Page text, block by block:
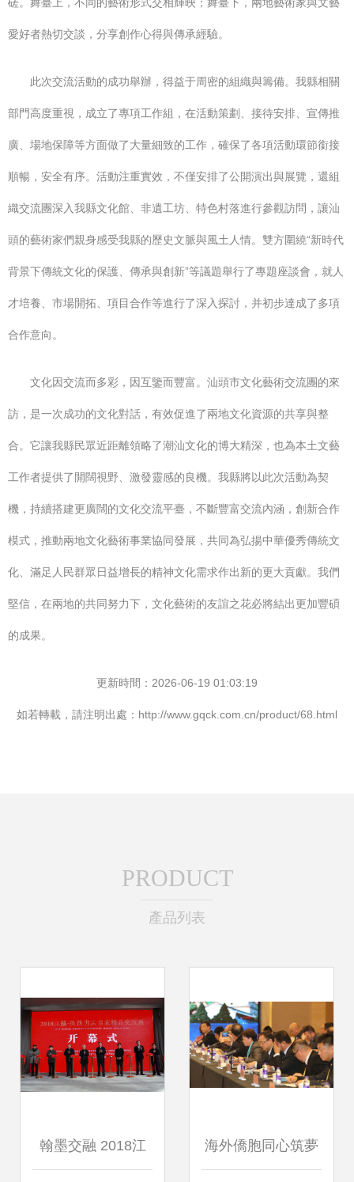
愛好者熱切交談，分享創作心得與傳承經驗。
此次交流活動的成功舉辦，得益于周密的組織與籌備。我縣相關
部門高度重視，成立了專項工作組，在活動策劃、接待安排、宣傳推
廣、場地保障等方面做了大量細致的工作，確保了各項活動環節銜接
順暢，安全有序。活動注重實效，不僅安排了公開演出與展覽，還組
織交流團深入我縣文化館、非遺工坊、特色村落進行參觀訪問，讓汕
頭的藝術家們親身感受我縣的歷史文脈與風土人情。雙方圍繞“新時代
背景下傳統文化的保護、傳承與創新”等議題舉行了專題座談會，就人
才培養、市場開拓、項目合作等進行了深入探討，并初步達成了多項
合作意向。
文化因交流而多彩，因互鑒而豐富。汕頭市文化藝術交流團的來
訪，是一次成功的文化對話，有效促進了兩地文化資源的共享與整
合。它讓我縣民眾近距離領略了潮汕文化的博大精深，也為本土文藝
工作者提供了開闊視野、激發靈感的良機。我縣將以此次活動為契
機，持續搭建更廣闊的文化交流平臺，不斷豐富交流內涵，創新合作
模式，推動兩地文化藝術事業協同發展，共同為弘揚中華優秀傳統文
化、滿足人民群眾日益增長的精神文化需求作出新的更大貢獻。我們
堅信，在兩地的共同努力下，文化藝術的友誼之花必將結出更加豐碩
的成果。
更新時間：2026-06-19 01:03:19
如若轉載，請注明出處：http://www.gqck.com.cn/product/68.html
PRODUCT
產品列表
翰墨交融 2018江 海外僑胞同心筑夢